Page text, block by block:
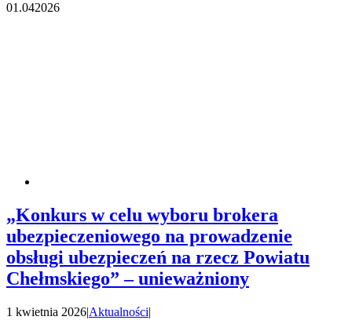
01.042026
„Konkurs w celu wyboru brokera
ubezpieczeniowego na prowadzenie
obsługi ubezpieczeń na rzecz Powiatu
Chełmskiego” – unieważniony
1 kwietnia 2026|Aktualności|